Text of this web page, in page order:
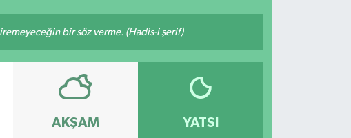
bir söz verme. (Hadis-i şerif)
AKŞAM YATSI